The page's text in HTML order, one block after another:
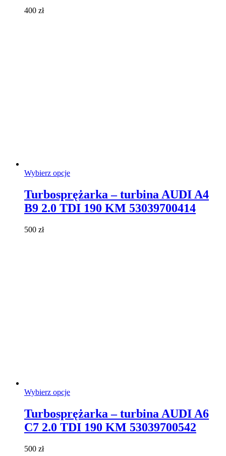
400 zł
Wybierz opcjeTen
wiele
wariantów.
Turbosprężarka – turbina AUDI A4
B9 2.0 TDI 190 KM 53039700414
500 zł
Wybierz opcjeTen
wiele
wariantów.
Turbosprężarka – turbina AUDI A6
C7 2.0 TDI 190 KM 53039700542
500 zł